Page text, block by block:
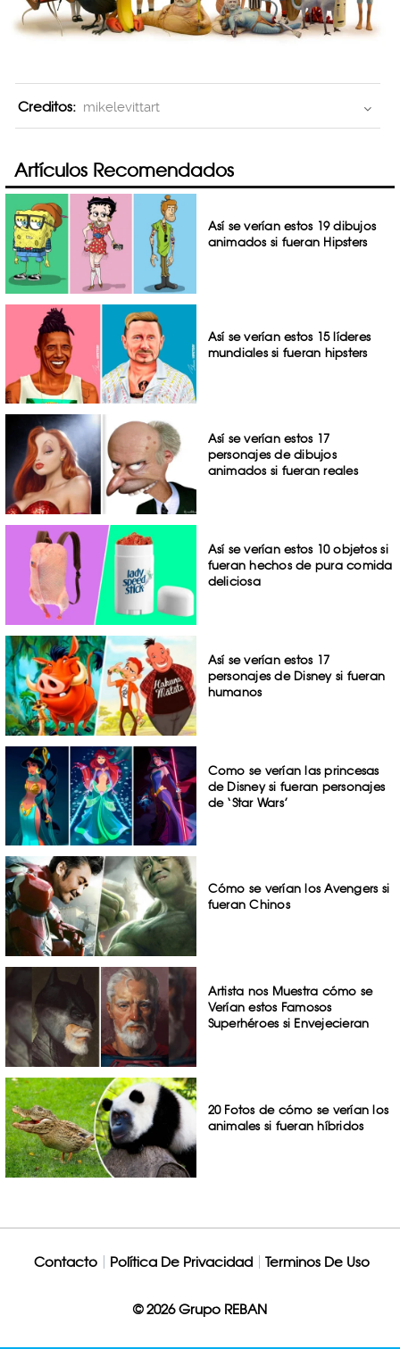
Creditos: mikelevittart
Artículos Recomendados
Así se verían estos 19 dibujos
animados si fueran Hipsters
Así se verían estos 15 líderes
mundiales si fueran hipsters
Así se verían estos 17
personajes de dibujos
animados si fueran reales
Así se verían estos 10 objetos si
fueran hechos de pura comida
deliciosa
Así se verían estos 17
personajes de Disney si fueran
humanos
Como se verían las princesas
de Disney si fueran personajes
de ‘Star Wars’
Cómo se verían los Avengers si
fueran Chinos
Artista nos Muestra cómo se
Verían estos Famosos
Superhéroes si Envejecieran
20 Fotos de cómo se verían los
animales si fueran híbridos
Contacto Política De Privacidad Terminos De Uso
© 2026 Grupo REBAN